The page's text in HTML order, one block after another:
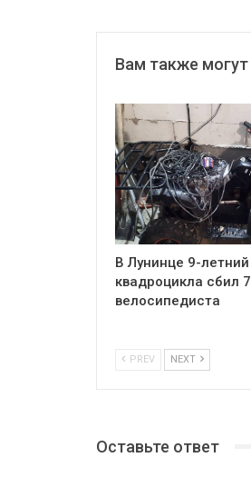
Вам также могут
В Лунинце 9-
квадроцикла сбил
велосипедиста
PREV NEXT
Оставьте ответ